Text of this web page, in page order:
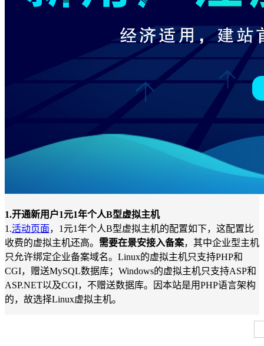
1.开通新用户1元1年个人B型虚拟主机
1.活动页面，1元1年个人B型虚拟主机的配置如下，这配置比
收费的虚拟主机还高。 需要在景安接入备案，其中企业型主机
只允许绑定企业备案域名。Linux的虚拟主机只支持PHP和
CGI，赠送MySQL数据库；Windows的虚拟主机只支持ASP和
ASP.NET以及CGI，不赠送数据库。因本站是用PHP语言架构
的，故选择Linux虚拟主机。